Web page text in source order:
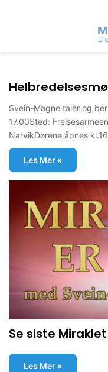
Svein-Magne taler og
17.00Sted:
NarvikDørene åpnes
Les Mer »
Se siste
Les Mer »